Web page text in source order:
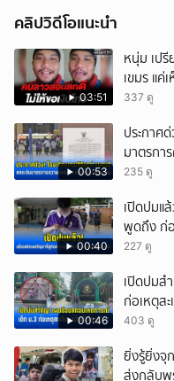
คลิปวิดีโอแนะนำ
03:51
หนุ่ม เป
เขมร แค่
337 ดู
00:53
ประกาศ
มาตรกา
235 ดู
00:40
เปิดปมแ
พูดถึง ก่
227 ดู
00:46
เปิดปมส
ก่อเหตุส
403 ดู
ยิ่งรู้ยิ่งจุ
ส่งกลับพ